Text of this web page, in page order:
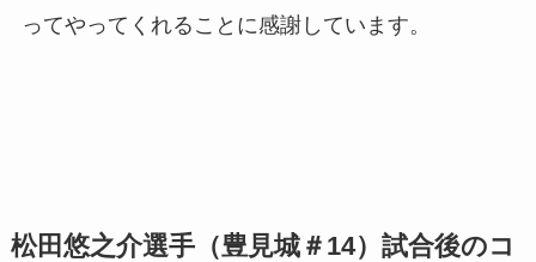
ってやってくれることに感謝しています。
松田悠之介選手（豊見城＃14）試合後のコ